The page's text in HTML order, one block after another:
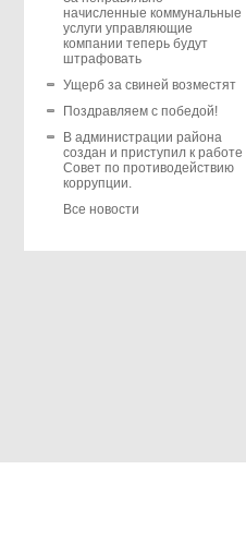
начисленные коммунальные
услуги управляющие
компании теперь будут
штрафовать
Ущерб за свиней возместят
Поздравляем с победой!
В администрации района
создан и приступил к работе
Совет по противодействию
коррупции.
Все новости